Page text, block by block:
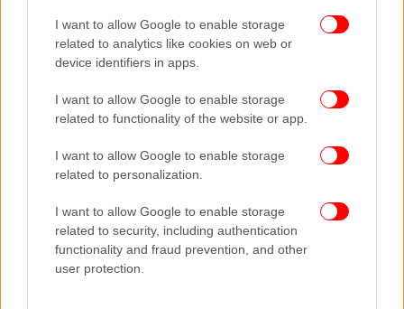
I want to allow Google to enable storage
related to analytics like cookies on web or
device identifiers in apps.
I want to allow Google to enable storage
related to functionality of the website or app.
I want to allow Google to enable storage
related to personalization.
I want to allow Google to enable storage
related to security, including authentication
functionality and fraud prevention, and other
user protection.
πραγματοποιήσει μια άσκηση ετοιμότητας για την
εμφάνιση ενός «νέου κορωνοϊού» και άρχισε να
στοκάρει τεστ PCR, ανέφερε η έκθεση.
Σύμφωνα με τα ευρήματά της γύρω στον
Σεπτέμβριο με Οκτώβριο του 2019, σημειώθηκε
έξαρση στις νοσηλείες σε νοσοκομεία της Ουχάν,
ενώ Αμερικανοί διπλωμάτες στην κινεζική
μεγαλούπολη προειδοποίησαν ότι βρισκόταν σε
εξέλιξη μια «περίοδος ασυνήθιστα άγριας γρίπης».
Αθλητές που επισκέφθηκαν την Ουχάν στο πλαίσιο